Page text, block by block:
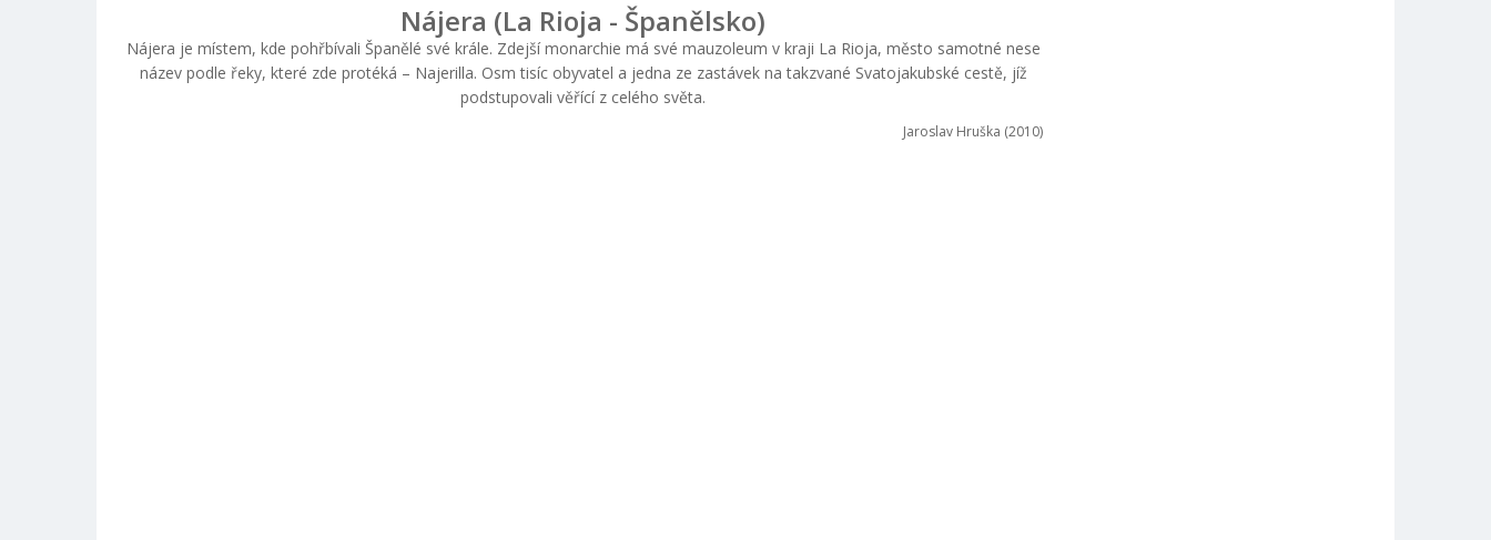
Nájera (La Rioja - Španělsko)
Nájera je místem, kde pohřbívali Španělé své krále. Zdejší monarchie má své mauzoleum v kraji La Rioja, město samotné nese
název podle řeky, které zde protéká – Najerilla. Osm tisíc obyvatel a jedna ze zastávek na takzvané Svatojakubské cestě, jíž
podstupovali věřící z celého světa.
Jaroslav Hruška (2010)